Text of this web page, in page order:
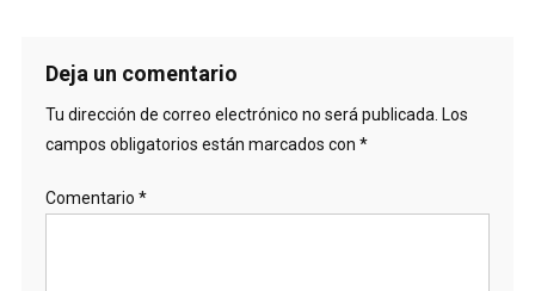
Deja un comentario
Tu dirección de correo electrónico no será publicada. Los
campos obligatorios están marcados con *
Comentario *